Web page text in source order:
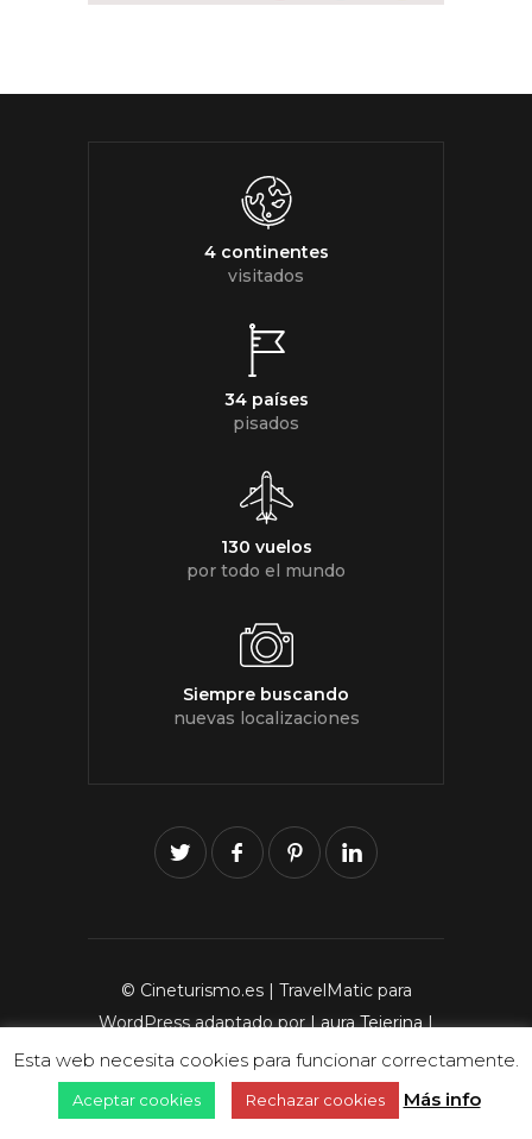
4 continentes
visitados
34 países
pisados
130 vuelos
por todo el mundo
Siempre buscando
nuevas localizaciones
© Cineturismo.es | TravelMatic para
WordPress adaptado porLaura Tejerina|
Aviso legal |Política de privacidad| Política
de cookies| Términos y Condiciones
Esta web necesita cookies para funcionar correctamente.
Aceptar cookies Rechazar cookies Más info